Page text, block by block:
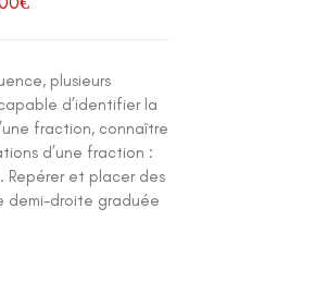
plusieurs
d’identifier la
fraction, connaître
d’une fraction :
Repérer et placer des
demi-droite graduée